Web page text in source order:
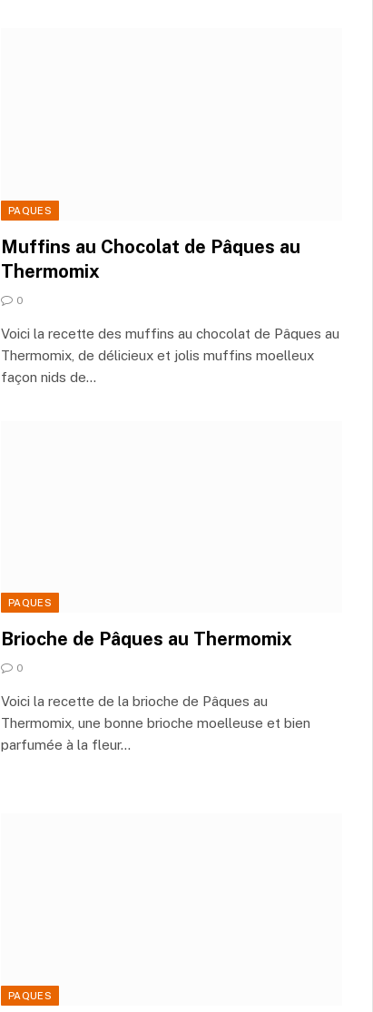
PAQUES
Muffins au Chocolat de Pâques au
Thermomix
0
Voici la recette des muffins au chocolat de Pâques au
Thermomix, de délicieux et jolis muffins moelleux
façon nids de…
PAQUES
Brioche de Pâques au Thermomix
0
Voici la recette de la brioche de Pâques au
Thermomix, une bonne brioche moelleuse et bien
parfumée à la fleur…
PAQUES